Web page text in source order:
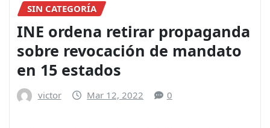
SIN CATEGORÍA
INE ordena retirar propaganda
sobre revocación de mandato
en 15 estados
victor Mar 12, 2022 0